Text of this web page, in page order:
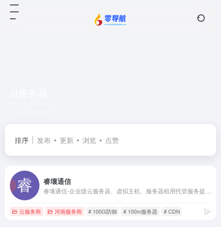
排序 发布 更新 浏览 点赞
睿壤通信
云服务商 河南服务商 # 100G防御 # 100m服务器 # CDN